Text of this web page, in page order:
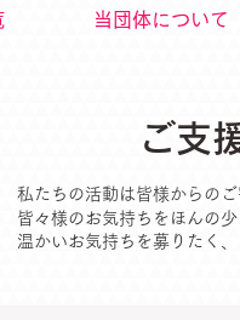
当団体について
ご支
私たちの活動は皆様からの
皆々様のお気持ちをほんの
温かいお気持ちを募りたく